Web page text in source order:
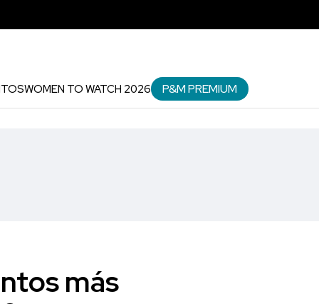
WOMEN TO WATCH 2026 P&M PREMIUM
más